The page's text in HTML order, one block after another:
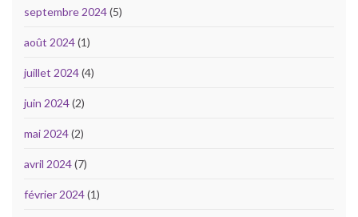
septembre 2024(5)
août 2024(1)
juillet 2024(4)
juin 2024(2)
mai 2024(2)
avril 2024(7)
février 2024(1)